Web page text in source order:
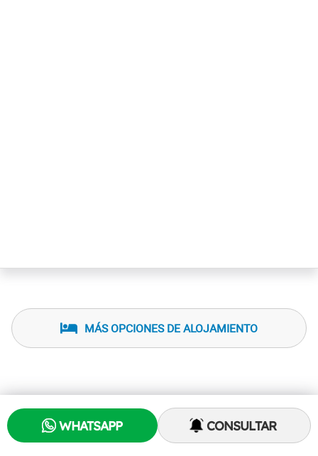
WHATSAPP CONSULTAR
MÁS OPCIONES DE ALOJAMIENTO